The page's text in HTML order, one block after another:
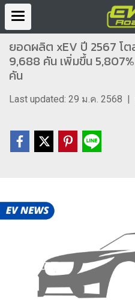
ยอดผลิต xEV ปี 2567 โ
9,688 คัน เพิ่มขึ้น
คัน
Last updated: 29 ม.ค. 2568 |